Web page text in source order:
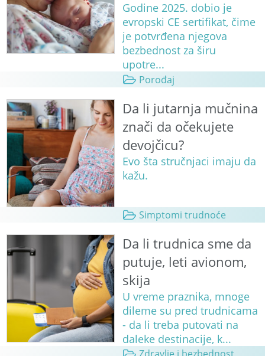
Godine 2025. dobio je
evropski CE sertifikat, čime
je potvrđena njegova
bezbednost za širu
upotre...
Porođaj
Da li jutarnja mučnina
znači da očekujete
devojčicu?
Evo šta stručnjaci imaju da
kažu.
Simptomi trudnoće
Da li trudnica sme da
putuje, leti avionom,
skija
U vreme praznika, mnoge
dileme su pred trudnicama
- da li treba putovati na
daleke destinacije, k...